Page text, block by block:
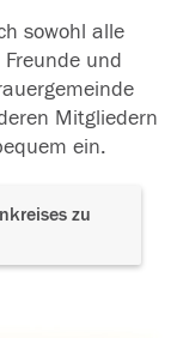
sowohl alle
und
Mitgliedern
ein.
zu